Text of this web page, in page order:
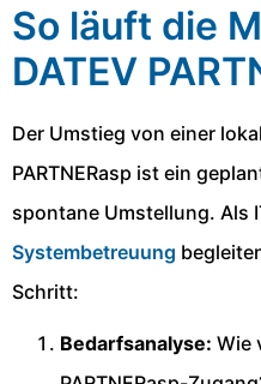
So läuft die
DATEV
Der Umstieg von einer
PARTNERasp ist ein
spontane Umstellung. Als
Systembetreuung
Schritt:
Bedarfsanalyse: Wie